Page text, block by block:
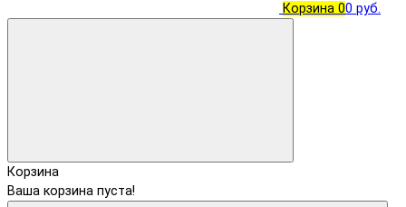
Корзина 00 руб.
Корзина
Ваша корзина пуста!